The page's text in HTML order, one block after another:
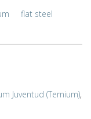
flat steel
Juventud (Ternium),